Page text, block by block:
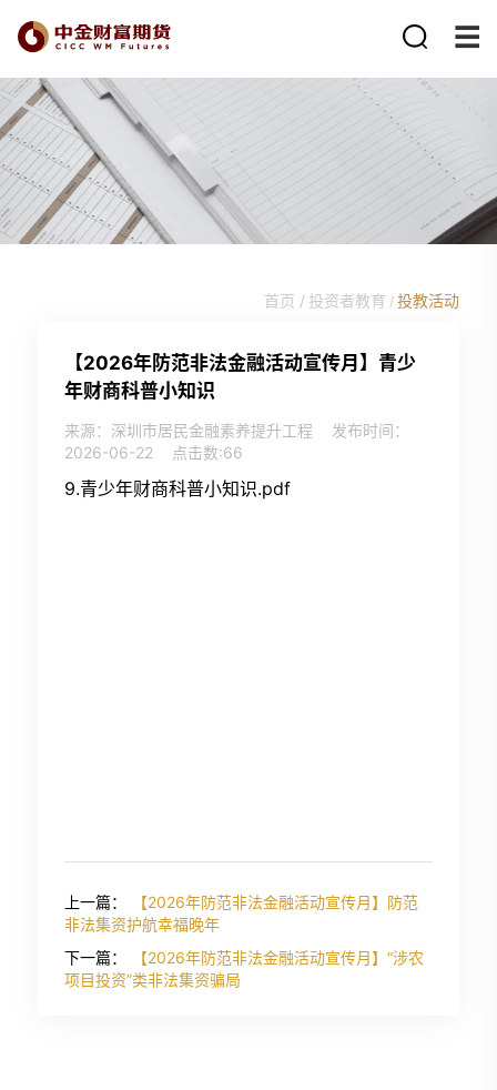
首页 / 投资者教育 / 投教活动
【2026年防范非法金融活动宣传月】青少
年财商科普小知识
来源：深圳市居民金融素养提升工程
发布时间：
2026-06-22
点击数:66
9.青少年财商科普小知识.pdf
上一篇：
【2026年防范非法金融活动宣传月】防范
非法集资护航幸福晚年
下一篇：
【2026年防范非法金融活动宣传月】“涉农
项目投资”类非法集资骗局